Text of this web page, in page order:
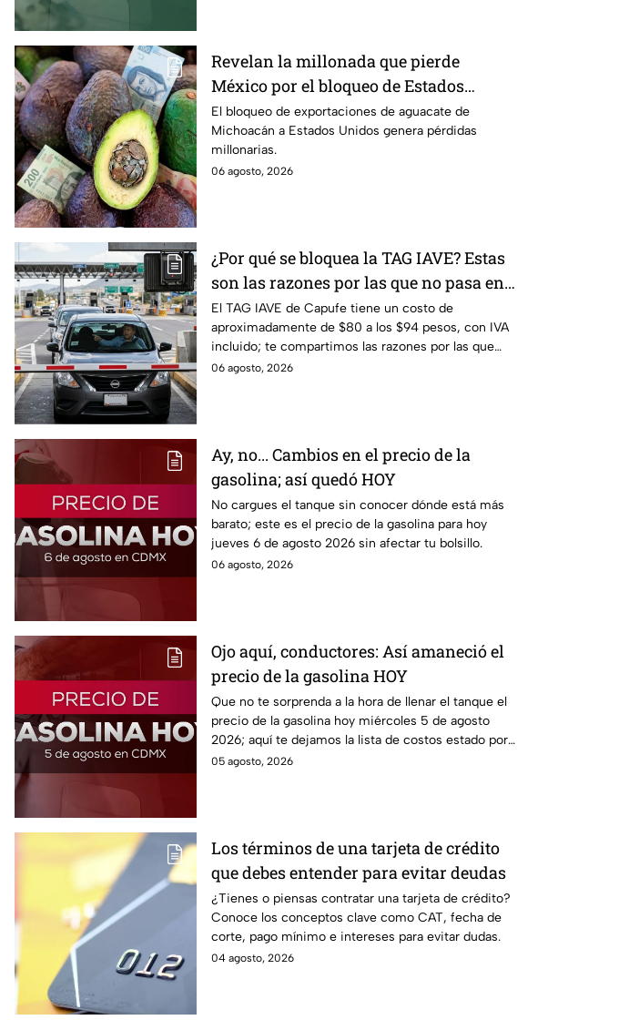
Revelan la millonada que pierde
México por el bloqueo de Estados
Unidos al aguate de Michoacán
El bloqueo de exportaciones de aguacate de
Michoacán a Estados Unidos genera pérdidas
millonarias.
06 agosto, 2026
¿Por qué se bloquea la TAG IAVE? Estas
son las razones por las que no pasa en
la caseta
El TAG IAVE de Capufe tiene un costo de
aproximadamente de $80 a los $94 pesos, con IVA
incluido; te compartimos las razones por las que
podría bloquearse.
06 agosto, 2026
Ay, no... Cambios en el precio de la
gasolina; así quedó HOY
No cargues el tanque sin conocer dónde está más
barato; este es el precio de la gasolina para hoy
jueves 6 de agosto 2026 sin afectar tu bolsillo.
06 agosto, 2026
Ojo aquí, conductores: Así amaneció el
precio de la gasolina HOY
Que no te sorprenda a la hora de llenar el tanque el
precio de la gasolina hoy miércoles 5 de agosto
2026; aquí te dejamos la lista de costos estado por
estado.
05 agosto, 2026
Los términos de una tarjeta de crédito
que debes entender para evitar deudas
¿Tienes o piensas contratar una tarjeta de crédito?
Conoce los conceptos clave como CAT, fecha de
corte, pago mínimo e intereses para evitar dudas.
04 agosto, 2026